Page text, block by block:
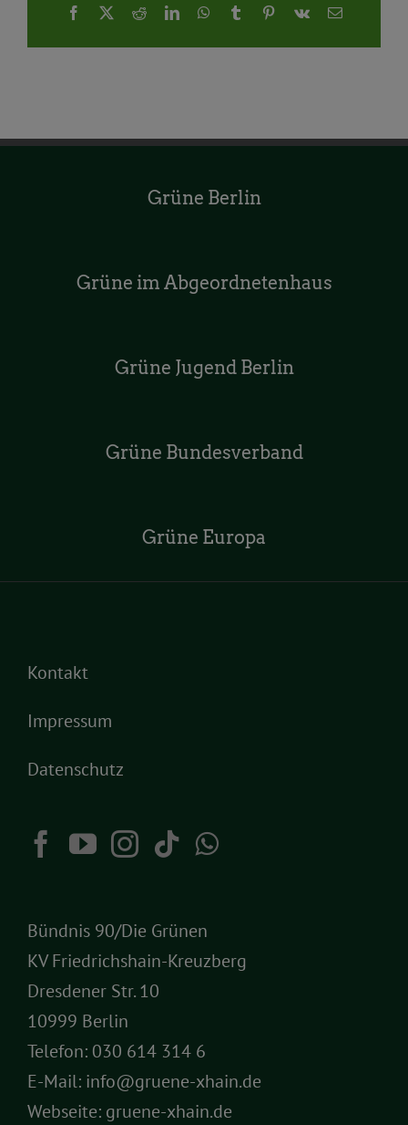
Facebook
X RedditLinkedInWhatsApp
TumblrPinterest
Vk
E-
Grüne Berlin
Grüne im Abgeordnetenhaus
Grüne Jugend Berlin
Grüne Bundesverband
Grüne Europa
Kontakt
Impressum
Datenschutz
Bündnis 90/Die Grünen
KV Friedrichshain-Kreuzberg
Dresdener Str. 10
10999 Berlin
Telefon: 030 614 314 6
E-Mail: info@gruene-xhain.de
Webseite: gruene-xhain.de